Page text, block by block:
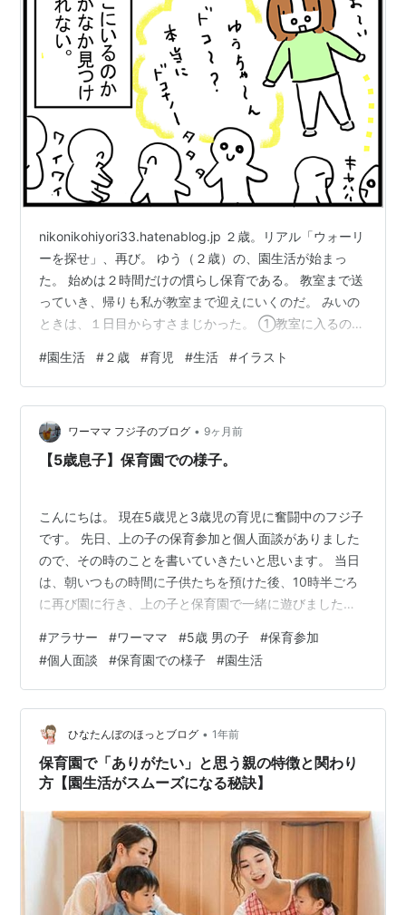
nikonikohiyori33.hatenablog.jp ２歳。リアル「ウォーリ
ーを探せ」、再び。 ゆう（２歳）の、園生活が始まっ
た。 始めは２時間だけの慣らし保育である。 教室まで送
っていき、帰りも私が教室まで迎えにいくのだ。 みいの
ときは、１日目からすさまじかった。 ①教室に入るのが
もイヤ。（もっと遊びたい） イヤイヤイヤの３拍子であ
る。 教室に入ってすぐ、園の入り口に逆走するのを追い
かけていた、懐かしい日々。 それに連日対応していた私
は、もはや何でもどんとこい。 ゆうはどんなかんじにな
るのかな？ いざ！幼稚園へ連れていくと・・・ ①…
#園生活 #２歳 #育児 #生活 #イラスト
ワーママ フジ子のブログ • 9ヶ月前
【5歳息子】保育園での様子。
こんにちは。 現在5歳児と3歳児の育児に奮闘中のフジ子
です。 先日、上の子の保育参加と個人面談がありました
ので、その時のことを書いていきたいと思います。 当日
は、朝いつもの時間に子供たちを預けた後、10時半ごろ
に再び園に行き、上の子と保育園で一緒に遊びました。
くれます。 この日は初めて息子が取り組むというパズル
を完成させた後、園庭で遊びました。 ちなみに動物のパ
ズルには動物名が英語で書いてあり、 「ダブリュー」な
どと分かるアルファベットもあるようでした！ 家では全
くアルファベットを教えていないので、 お友達が言って
いたのを見て聞いていたのかな…
#アラサー #ワーママ #5歳 男の子 #保育参加
#個人面談 #保育園での様子 #園生活
ひなたんぼのほっとブログ • 1年前
保育園で「ありがたい」と思う親の特徴と関わり
方【園生活がスムーズになる秘訣】